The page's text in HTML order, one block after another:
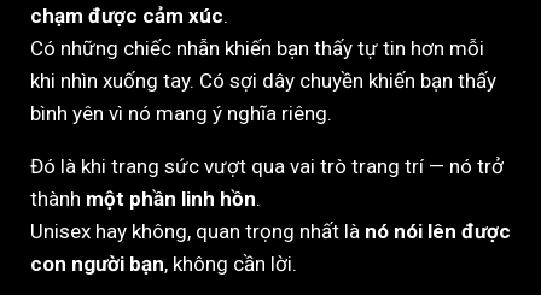
chạm được cảm xúc.
Có những chiếc nhẫn khiến bạn thấy tự tin hơn mỗi
khi nhìn xuống tay. Có sợi dây chuyền khiến bạn thấy
bình yên vì nó mang ý nghĩa riêng.
Đó là khi trang sức vượt qua vai trò trang trí — nó trở
thành một phần linh hồn.
Unisex hay không, quan trọng nhất là nó nói lên được
con người bạn, không cần lời.